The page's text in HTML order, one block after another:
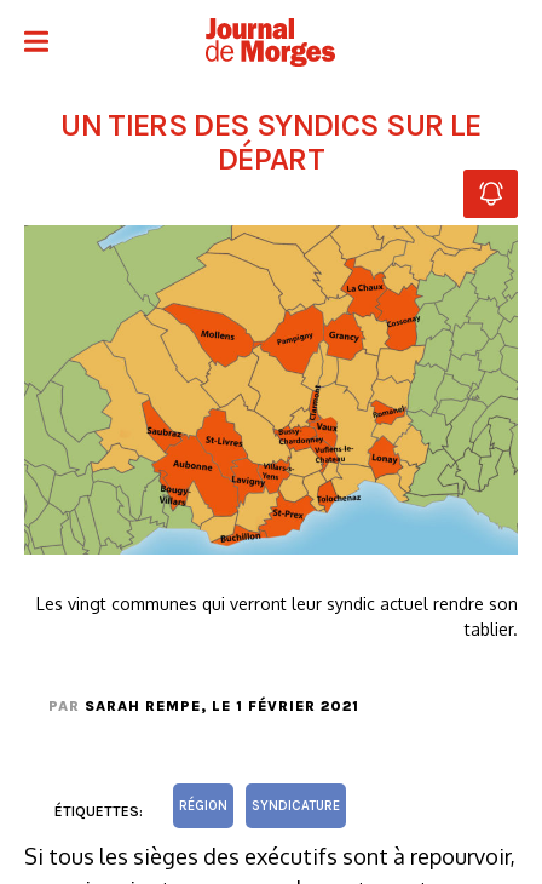
UN TIERS DES SYNDICS SUR LE
DÉPART
Les vingt communes qui verront leur syndic actuel rendre son
tablier.
PAR SARAH REMPE, LE 1 FÉVRIER 2021
ÉTIQUETTES: RÉGION SYNDICATURE
Si tous les sièges des exécutifs sont à repourvoir,